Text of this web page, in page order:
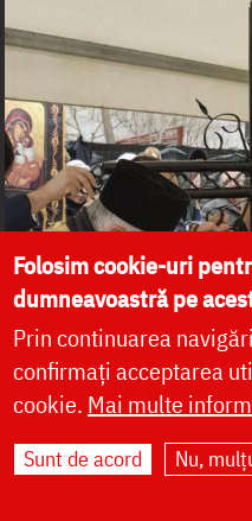
Folosim cookie-uri
dumneavoastră pe
Prin continuarea
confirmați acceptarea
cookie. Mai multe
Sunt de acord Nu,